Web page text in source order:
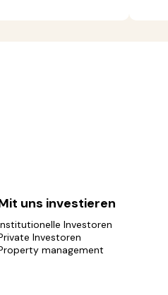
uns investieren
Investoren
Investoren
management